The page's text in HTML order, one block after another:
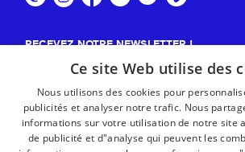
RECEVEZ NOTRE NEWSLETTER !
Ce site Web utilise des
Nous utilisons des cookies pour
publicités et analyser notre trafic. Nous
informations sur votre utilisation de notre site
de publicité et d"analyse qui peuvent les